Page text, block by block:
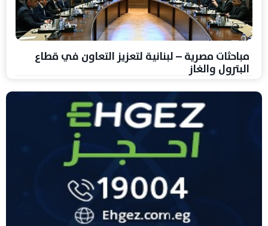
مباحثات مصرية – لبنانية لتعزيز التعاون في قطاع
البترول والغاز